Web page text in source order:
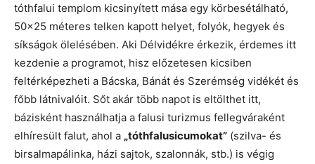
tóthfalui templom kicsinyített mása egy körbesétálható,
50×25 méteres telken kapott helyet, folyók, hegyek és
síkságok ölelésében. Aki Délvidékre érkezik, érdemes itt
kezdenie a programot, hisz előzetesen kicsiben
feltérképezheti a Bácska, Bánát és Szerémség vidékét és
főbb látnivalóit. Sőt akár több napot is eltölthet itt,
bázisként használhatja a falusi turizmus fellegváraként
elhíresült falut, ahol a „tóthfalusicumokat” (szilva- és
birsalmapálinka, házi sajtok, szalonnák, stb.) is végig